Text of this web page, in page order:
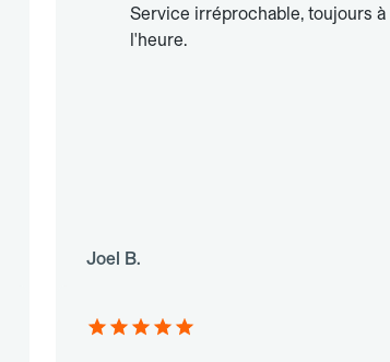
Service irréprochable, toujours à
l'heure.
Joel B.